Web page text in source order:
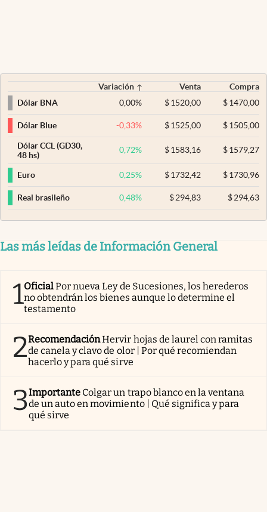
Variación Venta
Compra
Dólar BNA
0,00% $ 1520,00 $1470,00
Dólar Blue -0,33% $ 1525,00 $1505,00
Dólar CCL (GD30,
48 hs)
0,72% $ 1583,16 $1579,27
Euro 0,25% $ 1732,42 $1730,96
Real brasileño 0,48% $ 294,83 $294,63
Las más leídas de Información General
1OficialPor nueva Ley de Sucesiones, los herederos
no obtendrán los bienes aunque lo determine el
testamento
2RecomendaciónHervir hojas de laurel con ramitas
de canela y clavo de olor | Por qué recomiendan
hacerlo y para qué sirve
3Importante Colgar un trapo blanco en la ventana
de un auto en movimiento | Qué significa y para
qué sirve